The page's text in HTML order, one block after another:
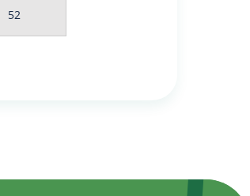
52